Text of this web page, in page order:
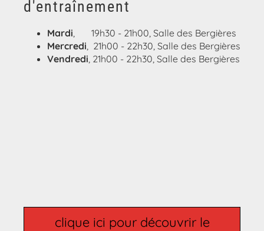
d'entraînement
Mardi, 19h30 - 21h00, Salle des Bergières
Mercredi, 21h00 - 22h30, Salle des Bergières
Vendredi, 21h00 - 22h30, Salle des Bergières
clique ici pour découvrir le